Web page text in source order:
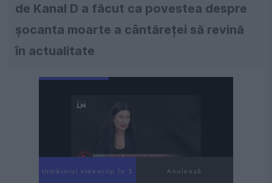
de Kanal D a făcut ca povestea despre
șocanta moarte a cântăreței să revină
în actualitate
Următorul videoclip în 3 Anulează